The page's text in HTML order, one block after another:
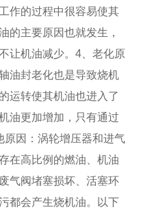
作的过程中很容易使其
的主要原因也就发生，
让机油减少。4、老化原
油封老化也是导致烧机
运转使其机油也进入了
油更加增加，只有通过
原因：涡轮增压器和进气
在高比例的燃油、机油
气阀堵塞损坏、活塞环
都会产生烧机油。以下